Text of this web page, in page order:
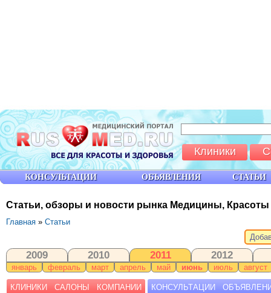
Статьи, обзоры и новости рынка Медицины,
Главная » Статьи
2009 2010 2011 2012
январь февраль март апрель май июнь июль август
КЛИНИКИ САЛОНЫ КОМПАНИИ КОНСУЛЬТАЦИИ
КОНСУЛЬТАЦИИ ОБЪЯВЛЕНИЯ СТАТЬИ
Клиники